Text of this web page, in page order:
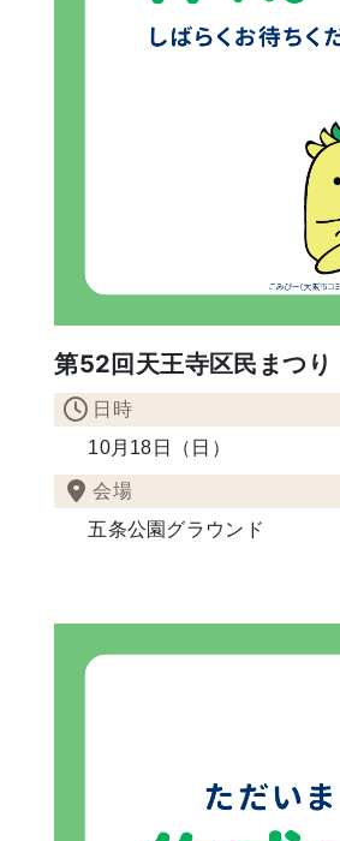
第52回天王寺区民まつり
日時
10月18日（日）
会場
五条公園グラウンド